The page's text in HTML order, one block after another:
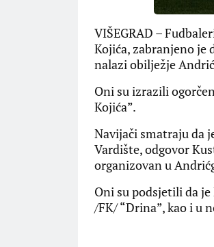
VIŠEGRAD –
Kojića, zabranjeno je
nalazi obilježje
Oni su izrazili
Kojića”.
Navijači smatraju da
Vardište, odgovor
organizovan u
Oni su podsjetili da
/FK/ “Drina”, kao i u